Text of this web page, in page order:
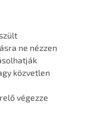
ne nézzen
közvetlen
végezze